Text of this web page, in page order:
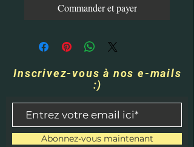
Commander et payer
Inscrivez-vous à nos e-mails
:)
Abonnez-vous maintenant